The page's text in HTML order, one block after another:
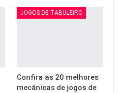
JOGOS DE TABULEIRO
Confira as 20 melhores
mecânicas de jogos de